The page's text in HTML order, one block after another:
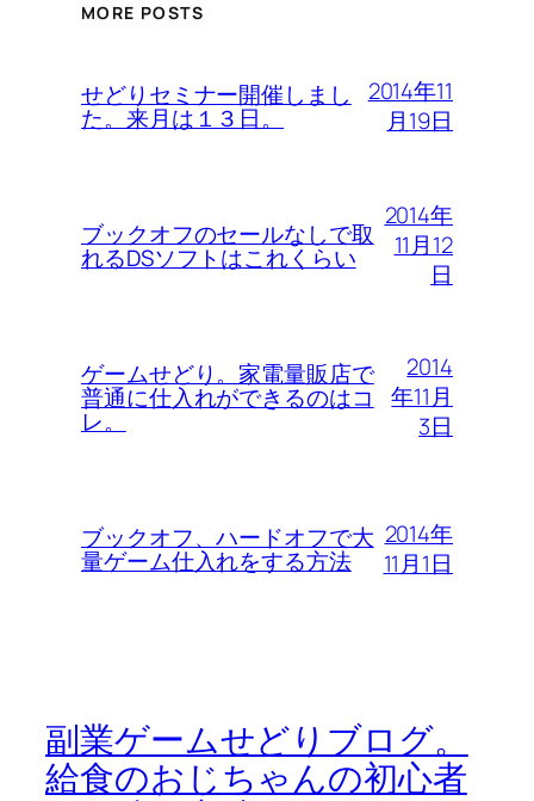
MORE POSTS
せどりセミナー開催しまし
た。来月は１３日。
2014年11
月19日
ブックオフのセールなしで取
れるDSソフトはこれくらい
2014年
11月12
日
ゲームせどり。家電量販店で
普通に仕入れができるのはコ
レ。
2014
年11月
3日
ブックオフ、ハードオフで大
量ゲーム仕入れをする方法
2014年
11月1日
副業ゲームせどりブログ。
給食のおじちゃんの初心者